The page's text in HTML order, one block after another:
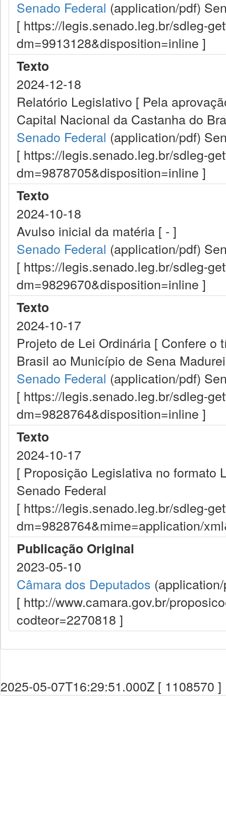
Senado Federal (application/pdf)
[ https://legis.senado.leg.br/sdleg-
dm=9913128&disposition=inline ]
Texto
2024-12-18
Relatório Legislativo [ Pela
Capital Nacional da Castanha do
Senado Federal (application/pdf)
[ https://legis.senado.leg.br/sdleg-
dm=9878705&disposition=inline ]
Texto
2024-10-18
Avulso inicial da matéria [ - ]
Senado Federal (application/pdf)
[ https://legis.senado.leg.br/sdleg-
dm=9829670&disposition=inline ]
Texto
2024-10-17
Projeto de Lei Ordinária [ Confere
Brasil ao Município de Sena
Senado Federal (application/pdf)
[ https://legis.senado.leg.br/sdleg-
dm=9828764&disposition=inline ]
Texto
2024-10-17
[ Proposição Legislativa no formato
Senado Federal
[ https://legis.senado.leg.br/sdleg-
dm=9828764&mime=application/
Publicação Original
2023-05-10
Câmara dos Deputados
[ http://www.camara.gov.br/
codteor=2270818 ]
2025-05-07T16:29:51.000Z [ 1108570 ]